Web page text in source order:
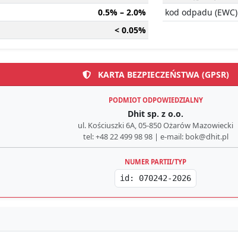
0.5% – 2.0%
< 0.05%
kod odpadu (EWC)
KARTA BEZPIECZEŃSTWA (GPSR)
PODMIOT ODPOWIEDZIALNY
Dhit sp. z o.o.
ul. Kościuszki 6A, 05-850 Ożarów Mazowiecki
tel: +48 22 499 98 98 | e-mail: bok@dhit.pl
NUMER PARTII/TYP
id: 070242-2026